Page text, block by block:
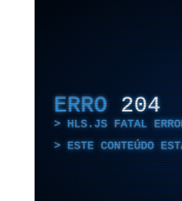
ERRO 204
HLS.JS FATAL
ESTE CONTEÚDO